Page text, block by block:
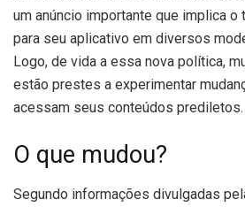
um anúncio importante que implica o
para seu aplicativo em diversos
Logo, de vida a essa nova política,
estão prestes a experimentar
acessam seus conteúdos prediletos.
O que mudou?
Segundo informações divulgadas